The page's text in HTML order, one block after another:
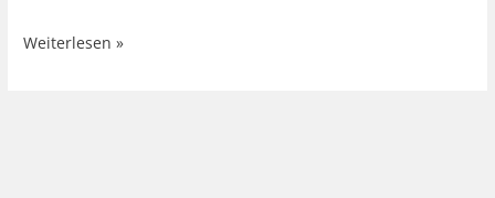
Das
Weiterlesen »